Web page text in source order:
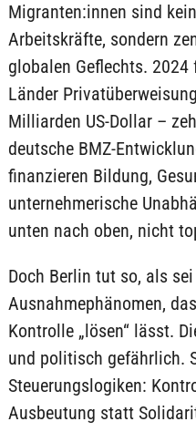
Migranten:innen sind
Arbeitskräfte, sondern
globalen Geflechts.
Länder
Milliarden US-Dollar –
deutsche BMZ-
finanzieren Bildung,
unternehmerische
unten nach oben, nicht
Doch Berlin tut so, als
Ausnahmephänomen,
Kontrolle „lösen“ lässt.
und politisch gefährlich.
Steuerungslogiken:
Ausbeutung statt